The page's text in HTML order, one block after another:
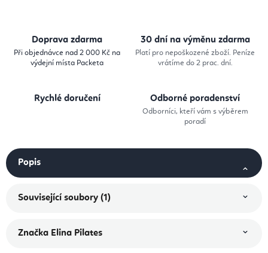
Doprava zdarma
Při objednávce nad 2 000 Kč na
výdejní místa Packeta
30 dní na výměnu zdarma
Platí pro nepoškozené zboží. Peníze
vrátíme do 2 prac. dní.
Rychlé doručení Odborné poradenství
Odborníci, kteří vám s výběrem
poradí
Popis
Související soubory (1)
Značka Elina Pilates